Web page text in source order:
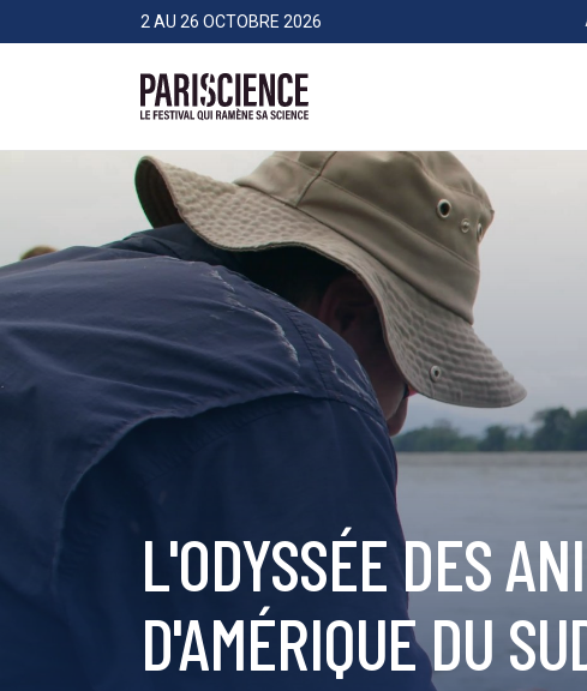
>Aller au contenu2 AU 26 OCTOBRE 2026
L'ODYSSÉE DES
D'AMÉRIQUE DU
Panneau de gestion des cookies